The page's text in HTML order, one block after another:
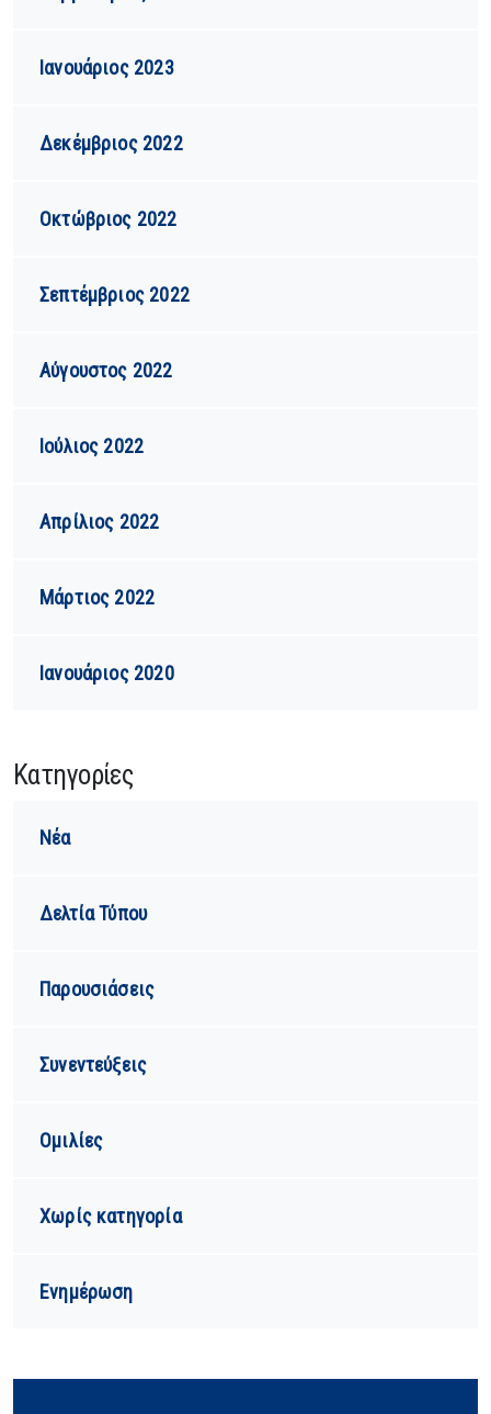
Ιανουάριος 2023
Δεκέμβριος 2022
Οκτώβριος 2022
Σεπτέμβριος 2022
Αύγουστος 2022
Ιούλιος 2022
Απρίλιος 2022
Μάρτιος 2022
Ιανουάριος 2020
Kατηγορίες
Νέα
Δελτία Τύπου
Παρουσιάσεις
Συνεντεύξεις
Ομιλίες
Χωρίς κατηγορία
Ενημέρωση